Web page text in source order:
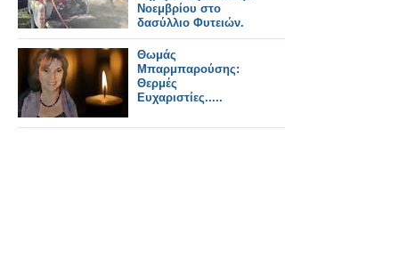
Νοεμβρίου στο
δασύλλιο Φυτειών.
Θωμάς
Μπαρμπαρούσης:
Θερμές
Ευχαριστίες.....